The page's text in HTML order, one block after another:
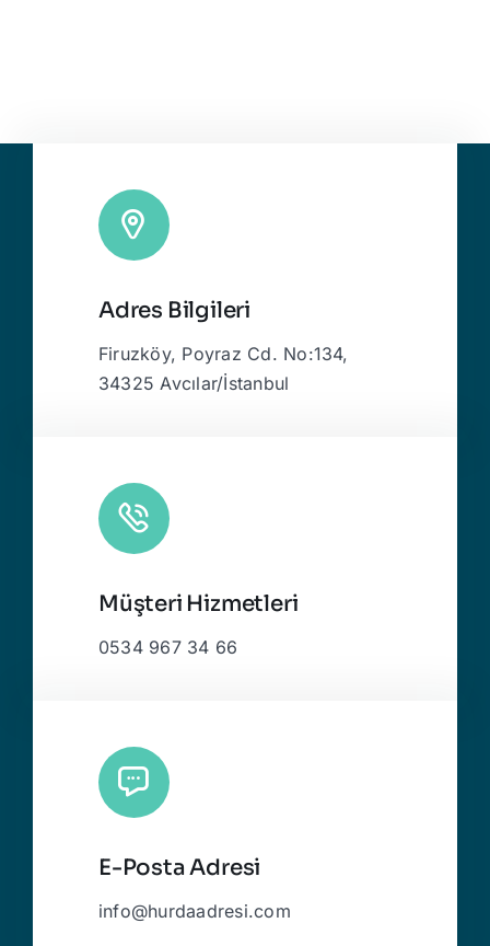
Adres Bilgileri
Firuzköy, Poyraz Cd. No:134,
34325 Avcılar/İstanbul
Müşteri Hizmetleri
0534 967 34 66
E-Posta Adresi
info@hurdaadresi.com